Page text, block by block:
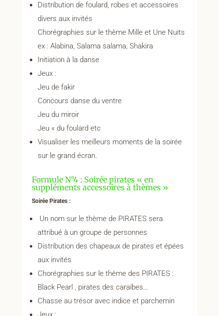
Distribution de foulard, robes et accessoires
divers aux invités
Chorégraphies sur le thème Mille et Une Nuits
ex : Alabina, Salama salama, Shakira
Initiation à la danse
Jeux :
Jeu de fakir
Concours danse du ventre
Jeu du miroir
Jeu « du foulard etc
Visualiser les meilleurs moments de la soirée
sur le grand écran.
Formule N°4 : Soirée pirates « en
suppléments accessoires à thèmes »
Soirée Pirates :
Un nom sur le thème de PIRATES sera
attribué à un groupe de personnes
Distribution des chapeaux de pirates et épées
aux invités
Chorégraphies sur le thème des PIRATES :
Black Pearl , pirates des caraïbes…
Chasse au trésor avec indice et parchemin